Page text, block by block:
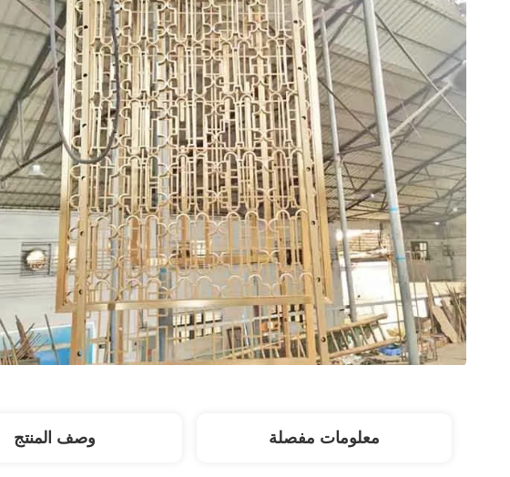
معلومات مفصلة وصف المنتج